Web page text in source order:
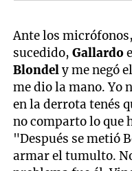
Ante los
sucedido,Gallardo
Blondely me negó
me dio la mano. Yo
en la derrota tenés
no comparto lo que
"Después se metió
armar el tumulto.